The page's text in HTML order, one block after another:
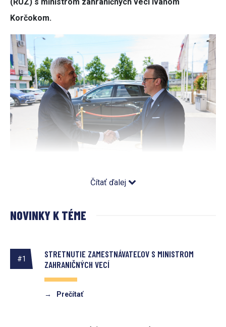
Korčokom.
Vojnový konflikt na Ukrajine, ktorý už trvá viac ako tri
jednotlivých krajín. Výnimkou v tomto prípade nie je ani
prijímanie sankčných balíkov a prehlbujúca sa energetická
a surovinová kríza majú zásadný dopad na slovenské
podnikateľské prostredie. Zamestnávatelia na spoločnom
stretnutí opäť zdôraznili, že v súčasnej napätej a krízovej
Čítať ďalej
NOVINKY K TÉME
#1
STRETNUTIE ZAMESTNÁVATEĽOV S MINISTROM
ZAHRANIČNÝCH VECÍ
→ Prečítať